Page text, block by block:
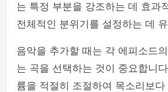
는 특정 부분을 강조하는 데 효과
전체적인 분위기를 설정하는 데
음악을 추가할 때는 각 에피소드
는 곡을 선택하는 것이 중요합니
륨을 적절히 조절하여 목소리보